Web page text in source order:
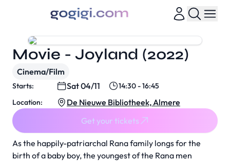
As the happily-patriarchal Rana family longs for the
birth of a baby boy, the youngest of the Rana men
Movie - Joyland (2022)
Cinema/Film
Starts: Sat 04/11
14:30 - 16:45
Location:
De Nieuwe Bibliotheek, Almere
Get your tickets